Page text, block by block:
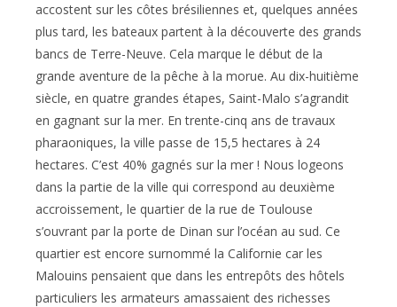
accostent sur les côtes brésiliennes et, quelques années
plus tard, les bateaux partent à la découverte des grands
bancs de Terre-Neuve. Cela marque le début de la
grande aventure de la pêche à la morue. Au dix-huitième
siècle, en quatre grandes étapes, Saint-Malo s’agrandit
en gagnant sur la mer. En trente-cinq ans de travaux
pharaoniques, la ville passe de 15,5 hectares à 24
hectares. C’est 40% gagnés sur la mer ! Nous logeons
dans la partie de la ville qui correspond au deuxième
accroissement, le quartier de la rue de Toulouse
s’ouvrant par la porte de Dinan sur l’océan au sud. Ce
quartier est encore surnommé la Californie car les
Malouins pensaient que dans les entrepôts des hôtels
particuliers les armateurs amassaient des richesses